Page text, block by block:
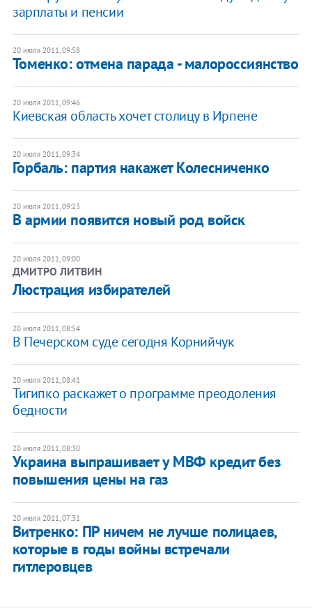
зарплаты и пенсии
20 июля 2011, 09:58
Томенко: отмена парада - малороссиянство
20 июля 2011, 09:46
Киевская область хочет столицу в Ирпене
20 июля 2011, 09:34
Горбаль: партия накажет Колесниченко
20 июля 2011, 09:23
В армии появится новый род войск
20 июля 2011, 09:00
ДМИТРО ЛИТВИН
Люстрация избирателей
20 июля 2011, 08:54
В Печерском суде сегодня Корнийчук
20 июля 2011, 08:41
Тигипко раскажет о программе преодоления
бедности
20 июля 2011, 08:30
Украина выпрашивает у МВФ кредит без
повышения цены на газ
20 июля 2011, 07:31
Витренко: ПР ничем не лучше полицаев,
которые в годы войны встречали
гитлеровцев